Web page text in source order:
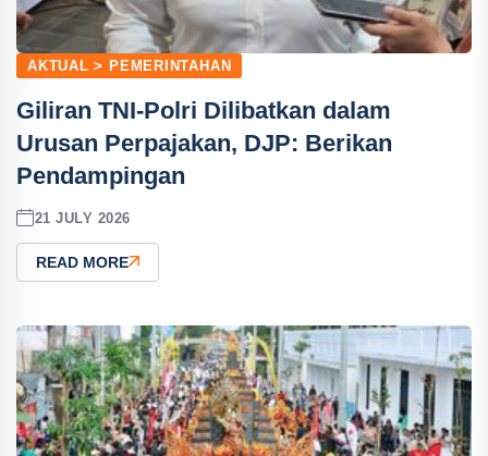
AKTUAL > PEMERINTAHAN
Giliran TNI-Polri Dilibatkan dalam
Urusan Perpajakan, DJP: Berikan
Pendampingan
21 JULY 2026
READ MORE